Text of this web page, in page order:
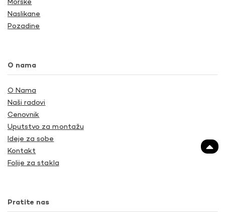
Morske
Naslikane
Pozadine
O nama
O Nama
Naši radovi
Cenovnik
Uputstvo za montažu
Ideje za sobe
Kontakt
Folije za stakla
Pratite nas